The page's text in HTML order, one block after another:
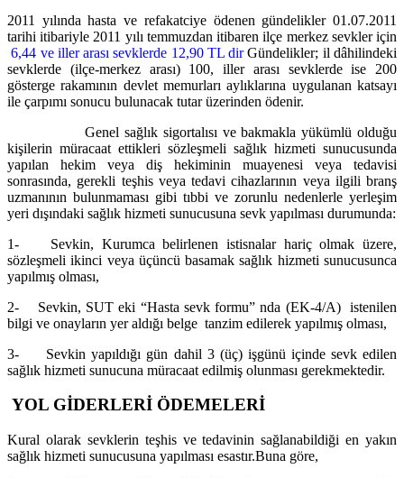
2011 yılında hasta ve refakatciye ödenen gündelikler 01.07.2011
tarihi itibariyle 2011 yılı temmuzdan itibaren ilçe merkez sevkler için
6,44 ve iller arası sevklerde 12,90 TL dirGündelikler; il dâhilindeki
sevklerde (ilçe-merkez arası) 100, iller arası sevklerde ise 200
gösterge rakamının devlet memurları aylıklarına uygulanan katsayı
ile çarpımı sonucu bulunacak tutar üzerinden ödenir.
Genel sağlık sigortalısı ve bakmakla yükümlü olduğu
kişilerin müracaat ettikleri sözleşmeli sağlık hizmeti sunucusunda
yapılan hekim veya diş hekiminin muayenesi veya tedavisi
sonrasında, gerekli teşhis veya tedavi cihazlarının veya ilgili branş
uzmanının bulunmaması gibi tıbbi ve zorunlu nedenlerle yerleşim
yeri dışındaki sağlık hizmeti sunucusuna sevk yapılması durumunda:
1- Sevkin, Kurumca belirlenen istisnalar hariç olmak üzere,
sözleşmeli ikinci veya üçüncü basamak sağlık hizmeti sunucusunca
yapılmış olması,
2- Sevkin, SUT eki “Hasta sevk formu” nda (EK-4/A) istenilen
bilgi ve onayların yer aldığı belge tanzim edilerek yapılmış olması,
3- Sevkin yapıldığı gün dahil 3 (üç) işgünü içinde sevk edilen
sağlık hizmeti sunucuna müracaat edilmiş olunması gerekmektedir.
YOL GİDERLERİ ÖDEMELERİ
Kural olarak sevklerin teşhis ve tedavinin sağlanabildiği en yakın
sağlık hizmeti sunucusuna yapılması esastır.Buna göre,